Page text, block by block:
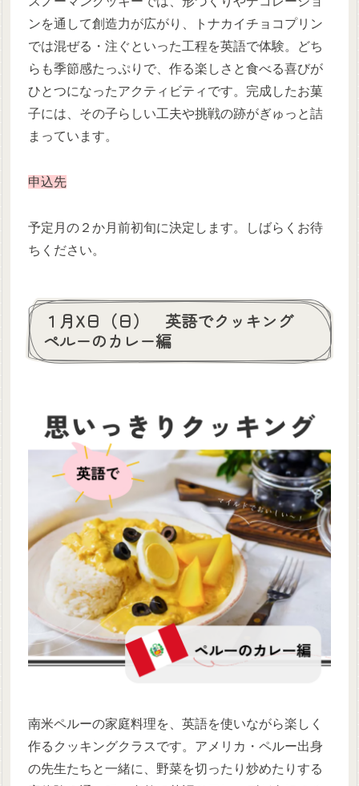
ンを通して創造力が広がり、トナカイチョコプリン
では混ぜる・注ぐといった工程を英語で体験。どち
らも季節感たっぷりで、作る楽しさと食べる喜びが
ひとつになったアクティビティです。完成したお菓
子には、その子らしい工夫や挑戦の跡がぎゅっと詰
まっています。
申込先
予定月の２か月前初旬に決定します。しばらくお待
ちください。
１月X日（日） 英語でクッキング
ペルーのカレー編
南米ペルーの家庭料理を、英語を使いながら楽しく
作るクッキングクラスです。アメリカ・ペルー出身
の先生たちと一緒に、野菜を切ったり炒めたりする